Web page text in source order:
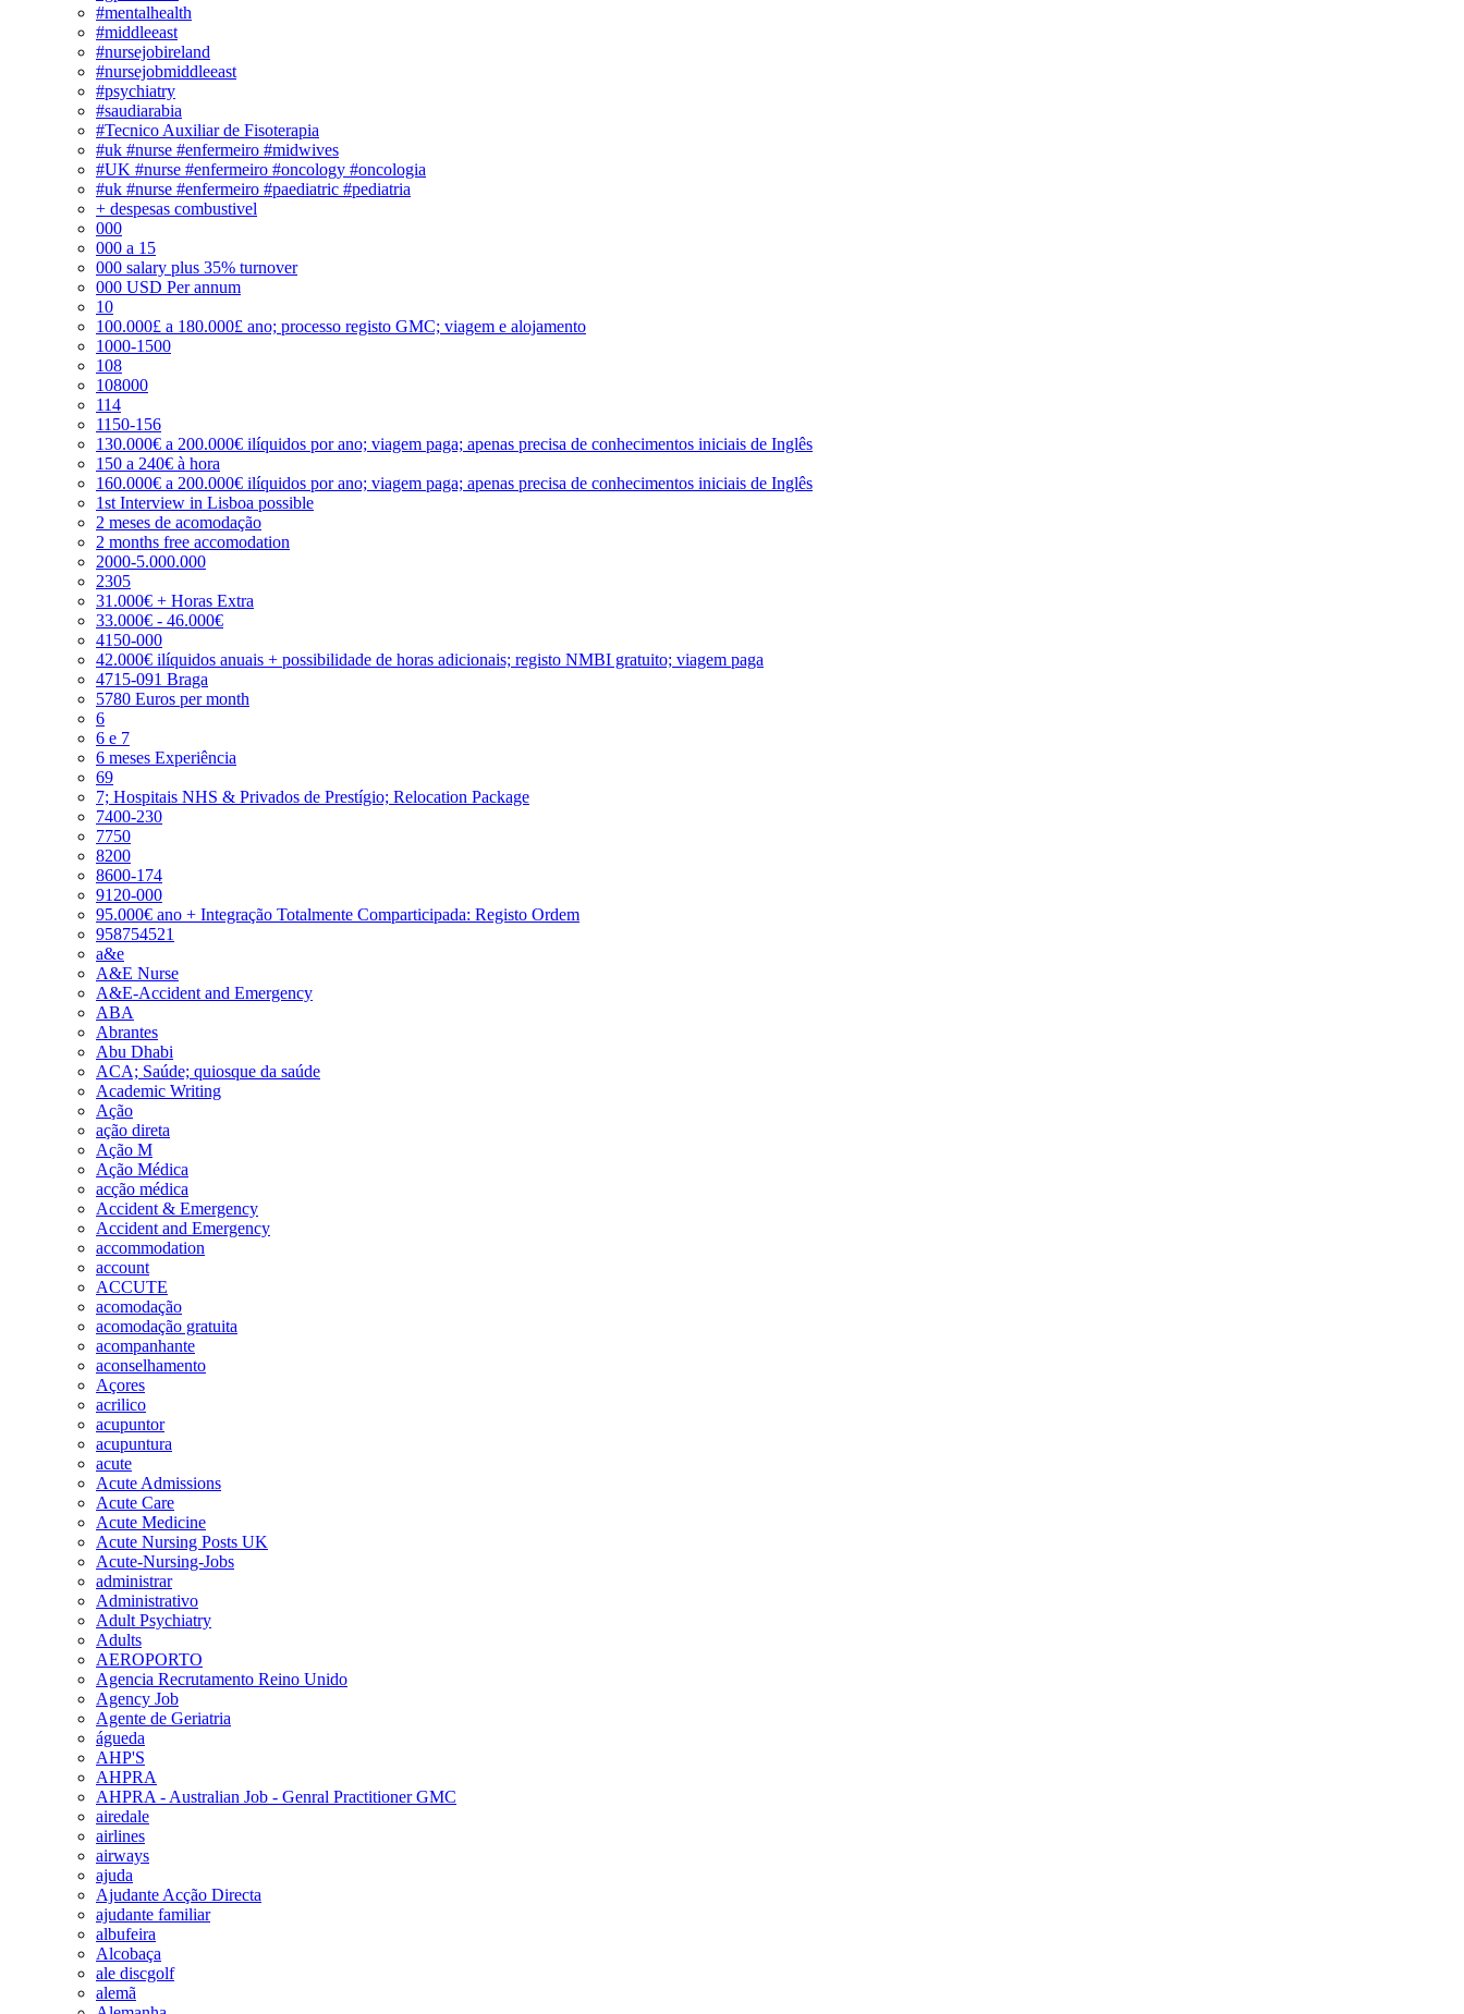
#mentalhealth
#middleeast
#nursejobireland
#nursejobmiddleeast
#psychiatry
#saudiarabia
#Tecnico Auxiliar de Fisoterapia
#uk #nurse #enfermeiro #midwives
#UK #nurse #enfermeiro #oncology #oncologia
#uk #nurse #enfermeiro #paediatric #pediatria
+ despesas combustivel
000
000 a 15
000 salary plus 35% turnover
000 USD Per annum
10
100.000£ a 180.000£ ano; processo registo GMC; viagem e alojamento
1000-1500
108
108000
114
1150-156
130.000€ a 200.000€ ilíquidos por ano; viagem paga; apenas precisa de conhecimentos iniciais de Inglês
150 a 240€ à hora
160.000€ a 200.000€ ilíquidos por ano; viagem paga; apenas precisa de conhecimentos iniciais de Inglês
1st Interview in Lisboa possible
2 meses de acomodação
2 months free accomodation
2000-5.000.000
2305
31.000€ + Horas Extra
33.000€ - 46.000€
4150-000
42.000€ ilíquidos anuais + possibilidade de horas adicionais; registo NMBI gratuito; viagem paga
4715-091 Braga
5780 Euros per month
6
6 e 7
6 meses Experiência
69
7; Hospitais NHS & Privados de Prestígio; Relocation Package
7400-230
7750
8200
8600-174
9120-000
95.000€ ano + Integração Totalmente Comparticipada: Registo Ordem
958754521
a&e
A&E Nurse
A&E-Accident and Emergency
ABA
Abrantes
Abu Dhabi
ACA; Saúde; quiosque da saúde
Academic Writing
Ação
ação direta
Ação M
Ação Médica
acção médica
Accident & Emergency
Accident and Emergency
accommodation
account
ACCUTE
acomodação
acomodação gratuita
acompanhante
aconselhamento
Açores
acrilico
acupuntor
acupuntura
acute
Acute Admissions
Acute Care
Acute Medicine
Acute Nursing Posts UK
Acute-Nursing-Jobs
administrar
Administrativo
Adult Psychiatry
Adults
AEROPORTO
Agencia Recrutamento Reino Unido
Agency Job
Agente de Geriatria
águeda
AHP'S
AHPRA
AHPRA - Australian Job - Genral Practitioner GMC
airedale
airlines
airways
ajuda
Ajudante Acção Directa
ajudante familiar
albufeira
Alcobaça
ale discgolf
alemã